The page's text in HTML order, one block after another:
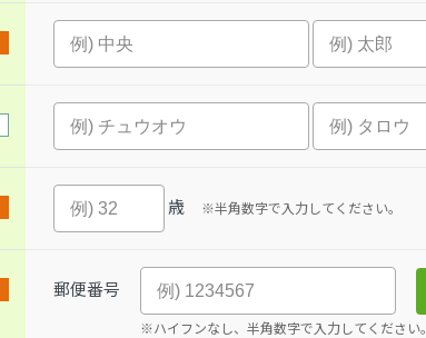
歳 ※半角数字で入力してください。
郵便番号
※ハイフンなし、半角数字で入力してください。